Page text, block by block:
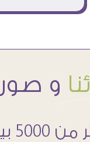
و صور
فى اننا نخلى حوائطهم اجمل